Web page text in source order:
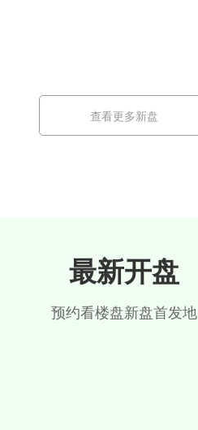
查看更多新盘
最新开盘
预约看楼盘新盘首发地